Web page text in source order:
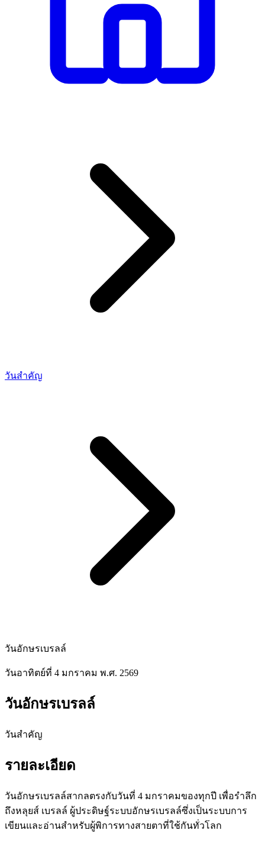
วันสำคัญ
วันอักษรเบรลล์
วันอาทิตย์ที่ 4 มกราคม พ.ศ. 2569
วันอักษรเบรลล์
วันสำคัญ
รายละเอียด
วันอักษรเบรลล์สากลตรงกับวันที่ 4 มกราคมของทุกปี เพื่อรำลึก
ถึงหลุยส์ เบรลล์ ผู้ประดิษฐ์ระบบอักษรเบรลล์ซึ่งเป็นระบบการ
เขียนและอ่านสำหรับผู้พิการทางสายตาที่ใช้กันทั่วโลก